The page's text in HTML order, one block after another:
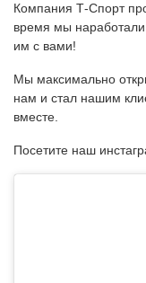
Компания Т-Спорт
время мы наработали
им с вами!
Мы максимально
нам и стал нашим
вместе.
Посетите наш